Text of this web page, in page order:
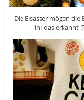
Die Elsässer mögen
ihr das erkannt